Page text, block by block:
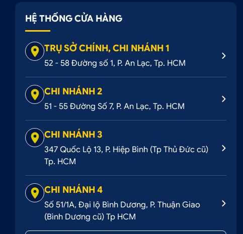
HỆ THỐNG CỬA HÀNG
TRỤ SỞ CHÍNH, CHI NHÁNH 1
52 - 58 Đường số 1, P. An Lạc, Tp. HCM
CHI NHÁNH 2
51 - 55 Đường Số 7, P. An Lạc, Tp. HCM
CHI NHÁNH 3
347 Quốc Lộ 13, P. Hiệp Bình (Tp Thủ Đức cũ)
Tp. HCM
CHI NHÁNH 4
Số 51/1A, Đại lộ Bình Dương, P. Thuận Giao
(Bình Dương cũ) Tp HCM